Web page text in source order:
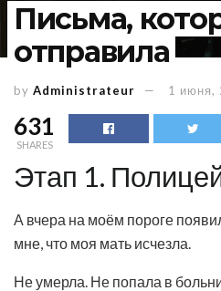
Письма,
отправила
by Administrateur 1 июня,
631
SHARES
Этап 1.
А вчера на моём пороге
мне, что моя мать исчезла.
Не умерла. Не попала в